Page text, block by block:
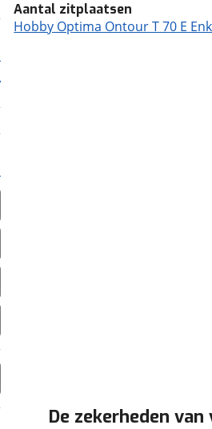
Aantal zitplaatsen
Hobby Optima Ontour T 70 E
De zekerheden van